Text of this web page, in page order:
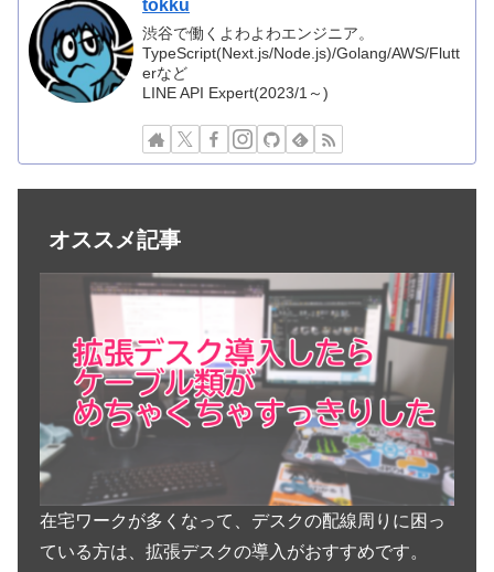
tokku
渋谷で働くよわよわエンジニア。
TypeScript(Next.js/Node.js)/Golang/AWS/Flutt
erなど
LINE API Expert(2023/1～)
オススメ記事
在宅ワークが多くなって、デスクの配線周りに困っ
ている方は、拡張デスクの導入がおすすめです。